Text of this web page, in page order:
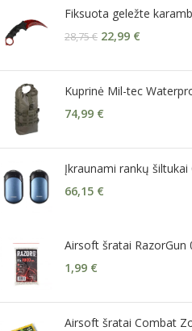
Fiksuota geležte
28,75€ 22,99 €
Kuprinė Mil-tec
74,99 €
Įkraunami rankų šiltukai
66,15 €
Airsoft šratai RazorGun
1,99 €
Airsoft šratai Combat